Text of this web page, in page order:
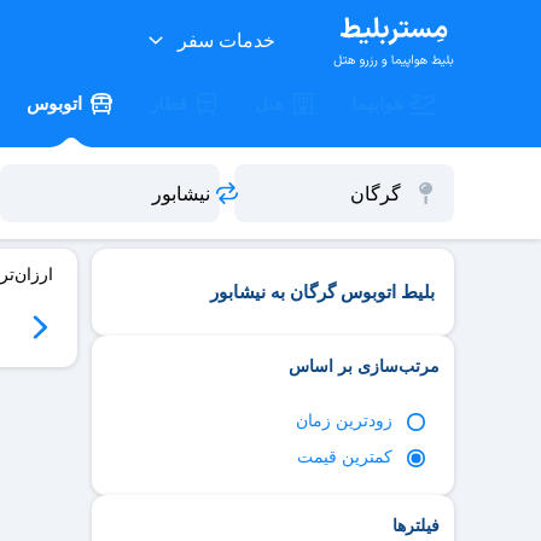
خدمات سفر
اتوبوس
بلیط اتوبوس گرگان به نیشابور
مرتب‌سازی بر اساس
زود‌ترین زمان
کمترین قیمت
فیلترها